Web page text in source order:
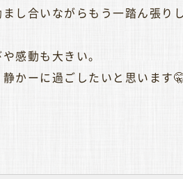
し合いながらもう一踏ん張り
感動も大きい。
かーに過ごしたいと思います